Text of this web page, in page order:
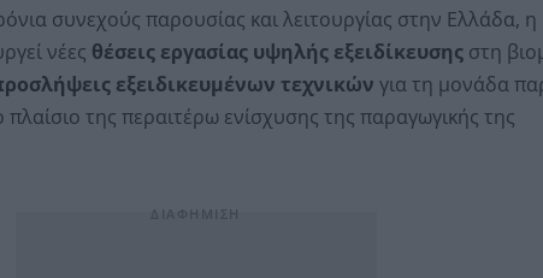
συνεχούς παρουσίας και λειτουργίας στην Ελλάδα, η
νέες θέσεις εργασίας υψηλής εξειδίκευσηςστη
εξειδικευμένων τεχνικών για τη μονάδα
πλαίσιο της περαιτέρω ενίσχυσης της παραγωγικής της